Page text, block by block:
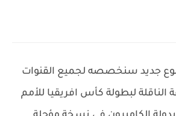
جديد سنخصصه لجميع القنوات
الناقلة لبطولة كأس افريقيا للأمم